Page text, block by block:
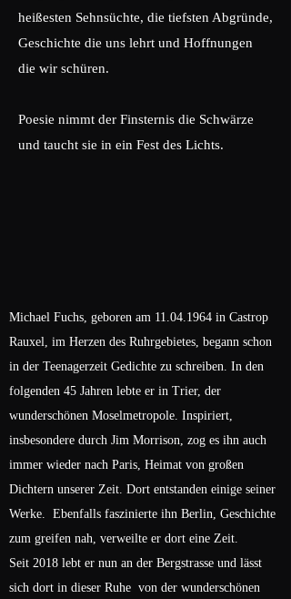
heißesten Sehnsüchte, die tiefsten Abgründe,
Geschichte die uns lehrt und Hoffnungen
die wir schüren.
Poesie nimmt der Finsternis die Schwärze
und taucht sie in ein Fest des Lichts.
Michael Fuchs, geboren am 11.04.1964 in Castrop
Rauxel, im Herzen des Ruhrgebietes, begann schon
in der Teenagerzeit Gedichte zu schreiben. In den
folgenden 45 Jahren lebte er in Trier, der
wunderschönen Moselmetropole. Inspiriert,
insbesondere durch Jim Morrison, zog es ihn auch
immer wieder nach Paris, Heimat von großen
Dichtern unserer Zeit. Dort entstanden einige seiner
Werke. Ebenfalls faszinierte ihn Berlin, Geschichte
zum greifen nah, verweilte er dort eine Zeit.
Seit 2018 lebt er nun an der Bergstrasse und lässt
sich dort in dieser Ruhe von der wunderschönen